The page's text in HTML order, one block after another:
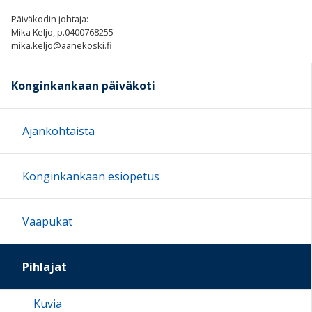
Päiväkodin johtaja:
Mika Keljo, p.0400768255
mika.keljo@aanekoski.fi
Konginkankaan päiväkoti
Ajankohtaista
Konginkankaan esiopetus
Vaapukat
Pihlajat
Kuvia